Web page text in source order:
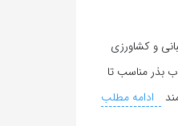
و کشاورزی
بذر مناسب تا
ادامه مطلب